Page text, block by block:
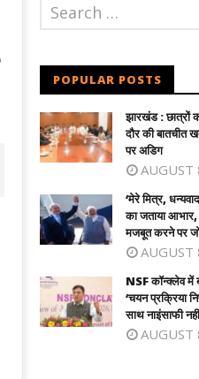
POPULAR POSTS
झारखंड : छात्रों
दौर की बातचीत
पर अडिग
‘मेरे मित्र,
का जताया
मजबूत करने पर
NSF कॉन्क्लेव में
‘चयन प्रक्रिया
साथ नाइंसाफी नहीं